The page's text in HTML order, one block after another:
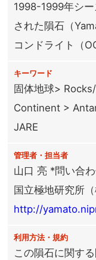
1998-1999年シ
された隕石（
コンドライト（
キーワード
固体地球>
Continent >
JARE
管理者・担当者
山口 亮 *問い合
国立極地研究所（
http://
利用方法・規約
この隕石に関す